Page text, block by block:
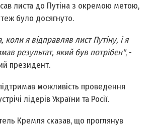
листа до Путіна з окремою метою,
теж було досягнуто.
коли я відправляв лист Путіну, і я
результат, який був потрібен", -
президент.
можливість проведення
лідерів України та Росії.
Кремля сказав, що проглянув